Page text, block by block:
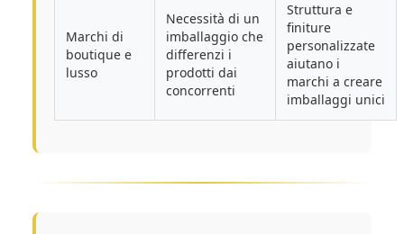
Marchi di
boutique e
lusso
Necessità di un
imballaggio che
differenzi i
prodotti dai
concorrenti
Struttura e
finiture
personalizzate
aiutano i
marchi a creare
imballaggi unici